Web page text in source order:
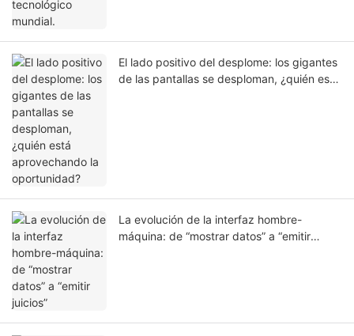
El lado positivo del desplome: los gigantes
de las pantallas se desploman, ¿quién está
La evolución de la interfaz hombre-
máquina: de “mostrar datos” a “emitir